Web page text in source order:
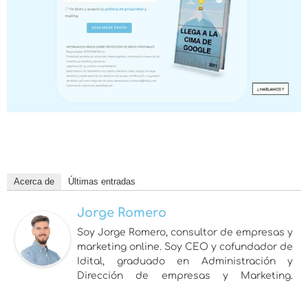
Acerca de Últimas entradas
Jorge Romero
Soy Jorge Romero, consultor de empresas y
marketing online. Soy CEO y cofundador de
Idital, graduado en Administración y
Dirección de empresas y Marketing.